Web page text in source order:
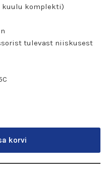
kuulu komplekti)
tulevast niiskusest
korvi